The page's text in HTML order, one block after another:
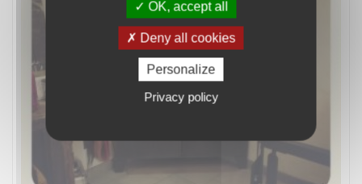
OK, accept all
Deny all cookies
Personalize
Privacy policy